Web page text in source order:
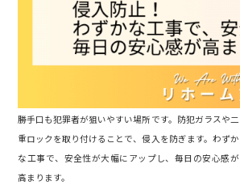
勝手口も犯罪者が狙いやすい場所です。防犯ガラスや二
重ロックを取り付けることで、侵入を防ぎます。わずか
な工事で、安全性が大幅にアップし、毎日の安心感が
高まります。